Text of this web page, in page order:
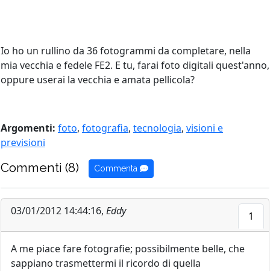
Io ho un rullino da 36 fotogrammi da completare, nella
mia vecchia e fedele FE2. E tu, farai foto digitali quest'anno,
oppure userai la vecchia e amata pellicola?
Argomenti: foto, fotografia, tecnologia, visioni e
previsioni
Commenti (8) Commenta
03/01/2012 14:44:16, Eddy 1
A me piace fare fotografie; possibilmente belle, che
sappiano trasmettermi il ricordo di quella